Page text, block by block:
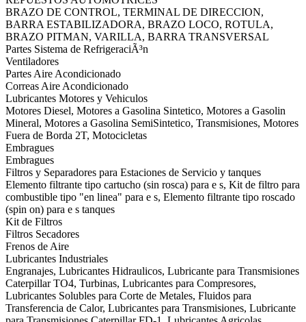
BRAZO DE CONTROL, TERMINAL DE DIRECCION,
BARRA ESTABILIZADORA, BRAZO LOCO, ROTULA,
BRAZO PITMAN, VARILLA, BARRA TRANSVERSAL
Partes Sistema de RefrigeraciÃ³n
Ventiladores
Partes Aire Acondicionado
Correas Aire Acondicionado
Lubricantes Motores y Vehiculos
Motores Diesel, Motores a Gasolina Sintetico, Motores a Gasolin
Mineral, Motores a Gasolina SemiSintetico, Transmisiones, Motores
Fuera de Borda 2T, Motocicletas
Embragues
Embragues
Filtros y Separadores para Estaciones de Servicio y tanques
Elemento filtrante tipo cartucho (sin rosca) para e s, Kit de filtro para
combustible tipo "en linea" para e s, Elemento filtrante tipo roscado
(spin on) para e s tanques
Kit de Filtros
Filtros Secadores
Frenos de Aire
Lubricantes Industriales
Engranajes, Lubricantes Hidraulicos, Lubricante para Transmisiones
Caterpillar TO4, Turbinas, Lubricantes para Compresores,
Lubricantes Solubles para Corte de Metales, Fluidos para
Transferencia de Calor, Lubricantes para Transmisiones, Lubricante